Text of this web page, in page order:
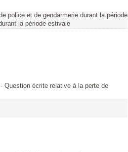
police et de gendarmerie durant la période
la période estivale
Question écrite relative à la perte de